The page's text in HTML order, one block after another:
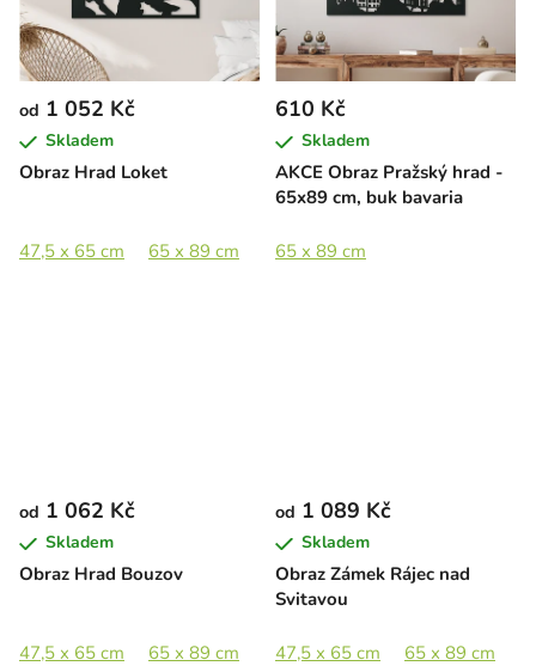
Obraz Hrad Loket
od 1 052 Kč
Skladem
47,5 x 65 cm 65 x 89 cm 89 x 122 cm
AKCE Obraz Pražský hrad -
65x89 cm, buk bavaria
610 Kč
Skladem
65 x 89 cm
Obraz Hrad Bouzov
od 1 062 Kč
Skladem
47,5 x 65 cm 65 x 89 cm 89 x 122 cm
Obraz Zámek Rájec nad
Svitavou
od 1 089 Kč
Skladem
47,5 x 65 cm 65 x 89 cm